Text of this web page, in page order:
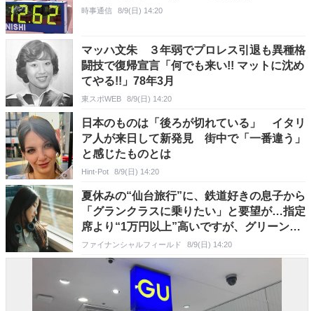
時事通信 8/9(日) 14:20
マッハ文朱 ３年弱でプロレス引退も異種格
闘技で復帰宣言「何でも来い!! マットに沈め
てやる!!」78年3月
東スポWEB 8/9(日) 14:20
日本のものは「後ろが切れている」 イタリ
ア人が来日して新発見 街中で「一番違う」
と感じたものとは
Hint-Pot 8/9(日) 14:20
夏休みの“仙台旅行”に、鉄道好きの息子から
「グランクラスに乗りたい」と要望が…指定
席より“1万円以上”高いですが、グリーン車
とは違うのでしょうか？ 料金・サービスを比
較
ファイナンシャルフィールド 8/9(日) 14:20